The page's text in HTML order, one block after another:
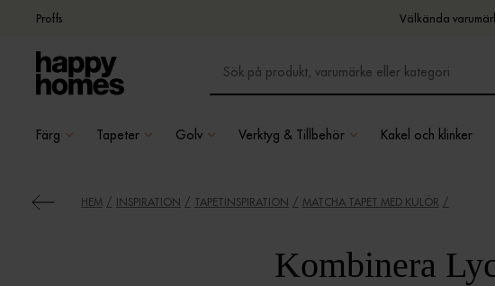
Proffs Välkända
Färg Tapeter Golv Verktyg & Tillbehör Kakel och klinker
HEM INSPIRATION TAPETINSPIRATION MATCHA TAPET MED KULÖR
Kombinera